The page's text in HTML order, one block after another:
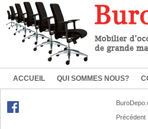
ACCUEIL QUI SOMMES NOUS?
Précédent